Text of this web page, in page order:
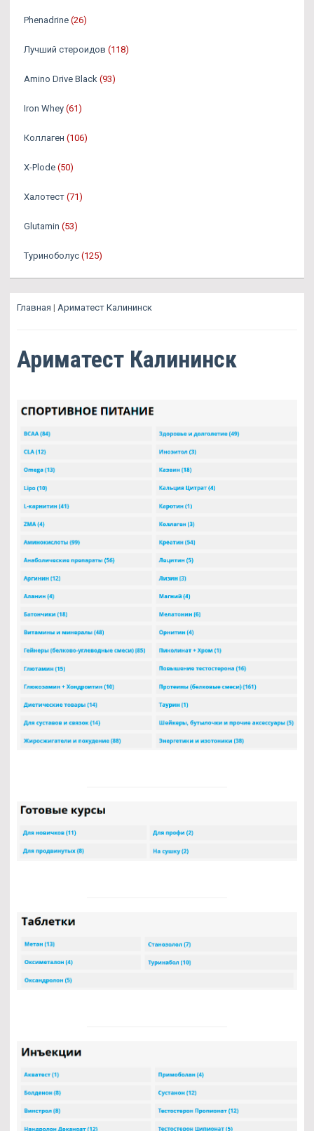
Phenadrine (26)
Лучший стероидов (118)
Amino Drive Black (93)
Iron Whey (61)
Коллаген (106)
X-Plode (50)
Халотест (71)
Glutamin (53)
Туриноболус (125)
Главная | Ариматест Калининск
Ариматест Калининск